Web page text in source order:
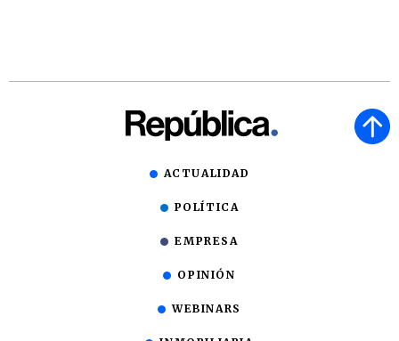
ACTUALIDAD
POLÍTICA
EMPRESA
OPINIÓN
WEBINARS